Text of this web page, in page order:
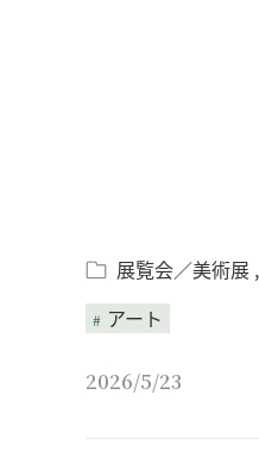
展覧会／美術展
アート
2026/5/23